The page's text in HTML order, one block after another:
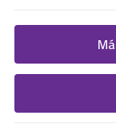
Žádost
Vyplňte
nejbližší Vás
Formulář odešle